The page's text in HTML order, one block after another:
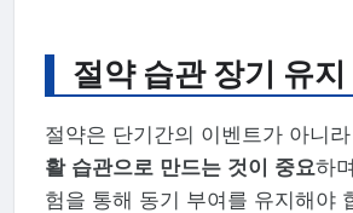
절약 습관 장기 유
절약은 단기간의 이벤트가 아니라
활 습관으로 만드는 것이 중요하
험을 통해 동기 부여를 유지해야